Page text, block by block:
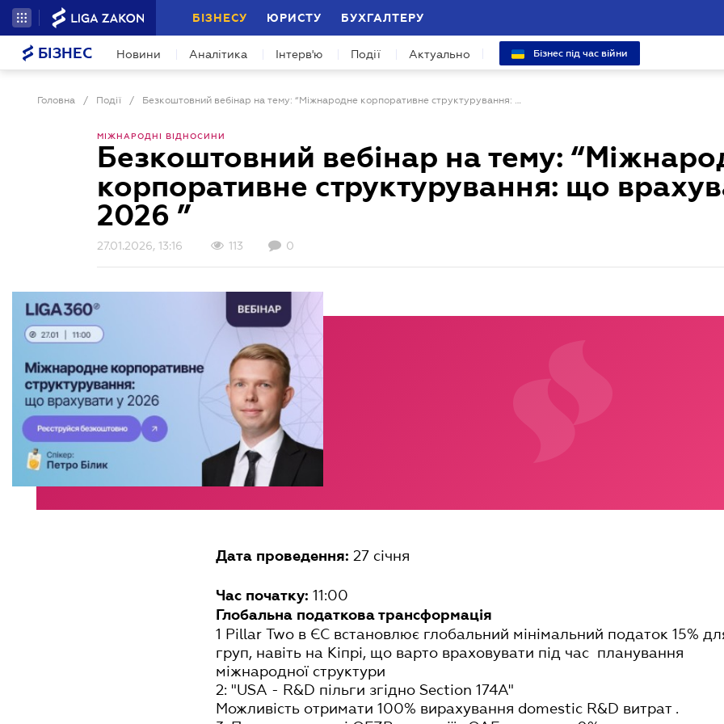
БІЗНЕСУ ЮРИСТУ БУХГАЛТЕРУ
БІЗНЕС Новини Аналітика Інтерв'ю Події Актуально Бізнес під час війни
Головна / Події / Безкоштовний вебінар на тему: “Міжнародне корпоративне структурування: що врахувати у 2026 ”
МІЖНАРОДНІ ВІДНОСИНИ
Безкоштовний вебінар на тему:
корпоративне структурування: що
2026 ”
27.01.2026, 13:16 113 0
Дата проведення: 27 січня
Час початку: 11:00
Глобальна податкова трансформація
1 Pillar Two в ЄС встановлює глобальний мінімальний податок 15%
груп, навіть на Кіпрі, що варто враховувати під час планування
міжнародної структури
2: "USA - R&D пільги згідно Section 174A"
Можливість отримати 100% вирахування domestic R&D витрат .